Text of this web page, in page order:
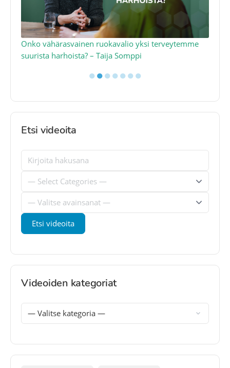
Onko vähärasvainen ruokavalio yksi terveytemme
suurista harhoista? – Taija Somppi
●●●●●●●
Etsi videoita
Videoiden kategoriat